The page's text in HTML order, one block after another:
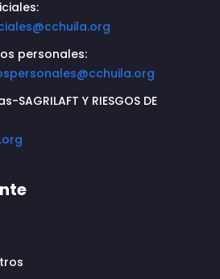
personales:
Y RIESGOS DE